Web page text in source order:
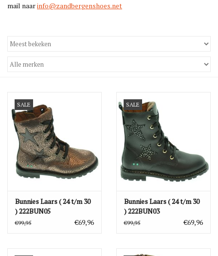
mail naarinfo@zandbergenshoes.net
SALE
Bunnies Laars ( 24 t/m 30
) 222BUN05
€99,95 €69,96
SALE
Bunnies Laars ( 24 t/m 30
) 222BUN03
€99,95 €69,96